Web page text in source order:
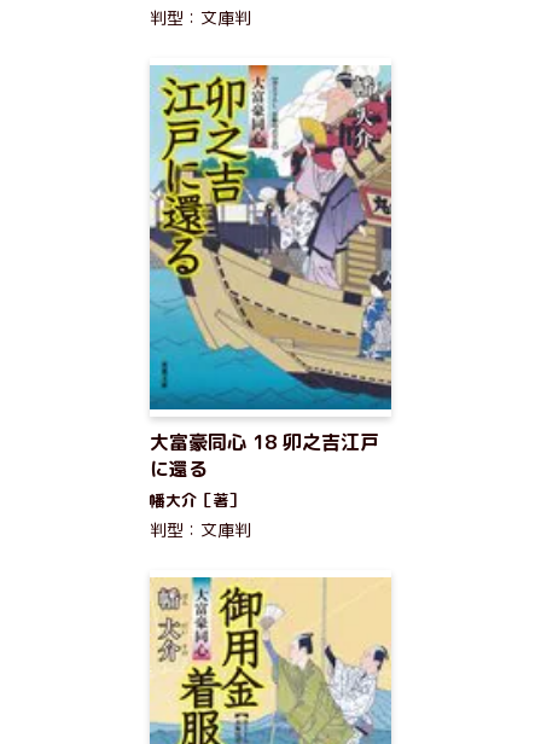
判型：文庫判
大富豪同心 18 卯之吉江戸
に還る
幡大介［著］
判型：文庫判